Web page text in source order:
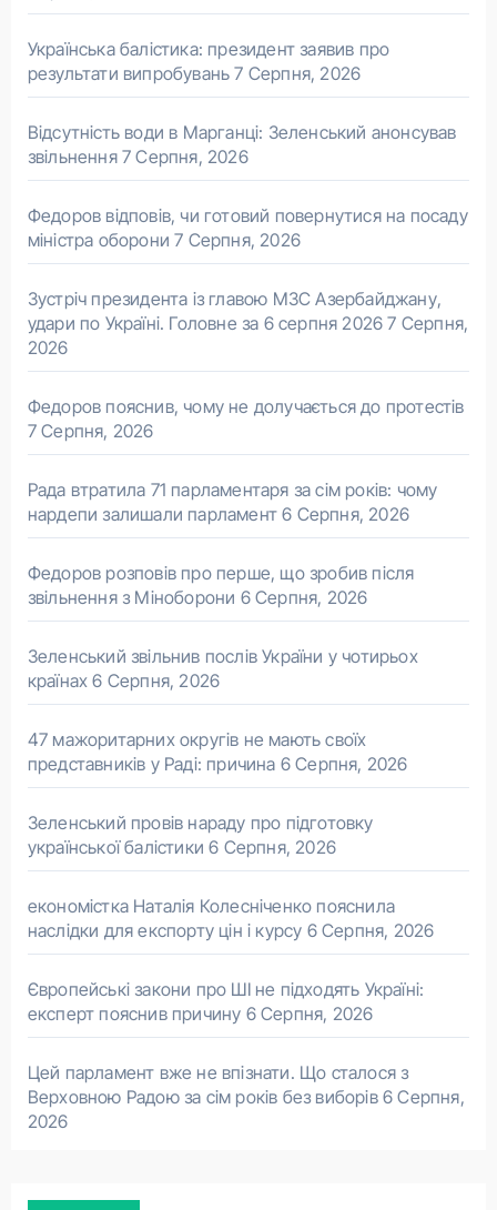
Українська балістика: президент заявив про
результати випробувань 7 Серпня, 2026
Відсутність води в Марганці: Зеленський анонсував
звільнення 7 Серпня, 2026
Федоров відповів, чи готовий повернутися на посаду
міністра оборони 7 Серпня, 2026
Зустріч президента із главою МЗС Азербайджану,
удари по Україні. Головне за 6 серпня 2026 7 Серпня,
2026
Федоров пояснив, чому не долучається до протестів
7 Серпня, 2026
Рада втратила 71 парламентаря за сім років: чому
нардепи залишали парламент 6 Серпня, 2026
Федоров розповів про перше, що зробив після
звільнення з Міноборони 6 Серпня, 2026
Зеленський звільнив послів України у чотирьох
країнах 6 Серпня, 2026
47 мажоритарних округів не мають своїх
представників у Раді: причина 6 Серпня, 2026
Зеленський провів нараду про підготовку
української балістики 6 Серпня, 2026
економістка Наталія Колесніченко пояснила
наслідки для експорту цін і курсу 6 Серпня, 2026
Європейські закони про ШІ не підходять Україні:
експерт пояснив причину 6 Серпня, 2026
Цей парламент вже не впізнати. Що сталося з
Верховною Радою за сім років без виборів 6 Серпня,
2026